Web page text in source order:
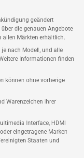
geändert
die genauen Angebote
allen Märkten erhältlich.
nach Modell, und alle
Informationen finden
können ohne vorherige
Warenzeichen ihrer
Interface, HDMI
eingetragene Marken
Staaten und